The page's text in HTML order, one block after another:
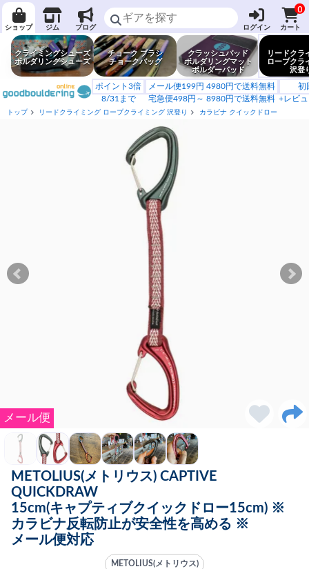
ショップ ジム ブログ ログイン
0
カート
クライミングシューズ
ボルダリングシューズ
チョーク ブラシ
チョークバッグ
クラッシュパッド
ボルダリングマット
ボルダーパッド
リードクラ
ロープクラ
沢登
ポイント3倍
8/31まで
メール便199円 4980円で送料無料
宅急便498円～ 8980円で送料無料
初
+レビ
トップ リードクライミング ロープクライミング 沢登り カラビナ クイックドロー
メール便
METOLIUS(メトリウス) CAPTIVE
QUICKDRAW
15cm(キャプティブクイックドロー15cm) ※
カラビナ反転防止が安全性を高める ※
メール便対応
METOLIUS(メトリウス)